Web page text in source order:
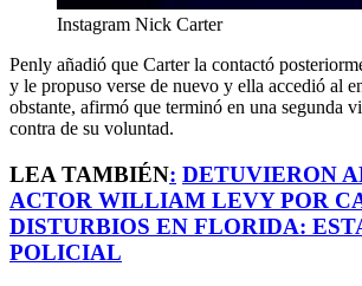
Instagram Nick Carter
Penly añadió que Carter la contactó
y le propuso verse de nuevo y ella accedió al
obstante, afirmó que terminó en una segunda
contra de su voluntad.
LEA TAMBIÉN: DETUVIERON
ACTOR WILLIAM LEVY POR
DISTURBIOS EN FLORIDA:
POLICIAL